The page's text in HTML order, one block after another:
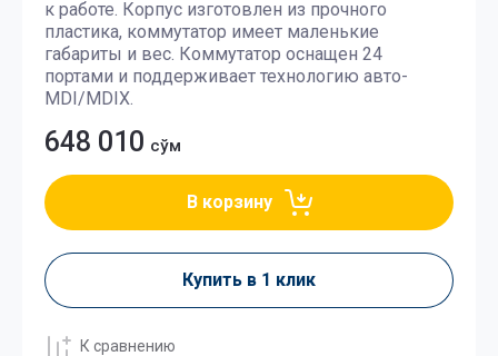
к работе. Корпус изготовлен из прочного
пластика, коммутатор имеет маленькие
габариты и вес. Коммутатор оснащен 24
портами и поддерживает технологию авто-
MDI/MDIX.
648 010 сўм
В корзину
Купить в 1 клик
К сравнению